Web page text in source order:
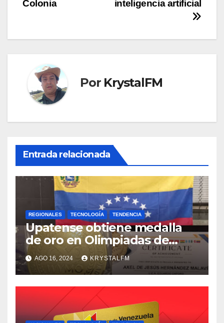
entradas inteligencia artificial
Colonia
Por KrystalFM
Entrada relacionada
REGIONALES TECNOLOGÍA TENDENCIA
Upatense obtiene medalla
de oro en Olimpiadas de
Matemáticas en Indonesia
AGO 16, 2024 KRYSTALFM